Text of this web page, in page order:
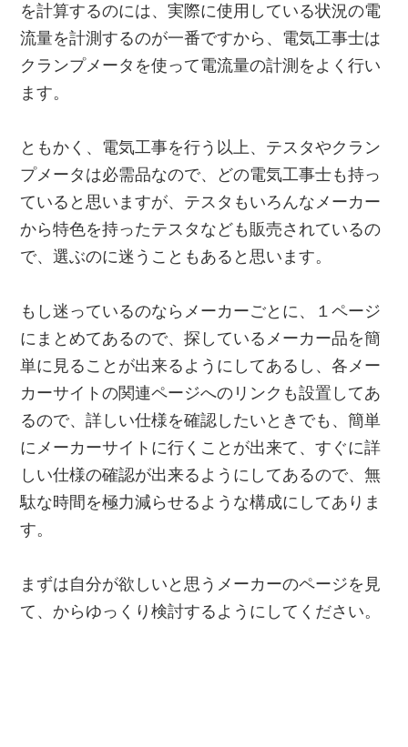
を計算するのには、実際に使用している状況の電
流量を計測するのが一番ですから、電気工事士は
クランプメータを使って電流量の計測をよく行い
ます。
ともかく、電気工事を行う以上、テスタやクラン
プメータは必需品なので、どの電気工事士も持っ
ていると思いますが、テスタもいろんなメーカー
から特色を持ったテスタなども販売されているの
で、選ぶのに迷うこともあると思います。
もし迷っているのならメーカーごとに、１ページ
にまとめてあるので、探しているメーカー品を簡
単に見ることが出来るようにしてあるし、各メー
カーサイトの関連ページへのリンクも設置してあ
るので、詳しい仕様を確認したいときでも、簡単
にメーカーサイトに行くことが出来て、すぐに詳
しい仕様の確認が出来るようにしてあるので、無
駄な時間を極力減らせるような構成にしてありま
す。
まずは自分が欲しいと思うメーカーのページを見
て、からゆっくり検討するようにしてください。